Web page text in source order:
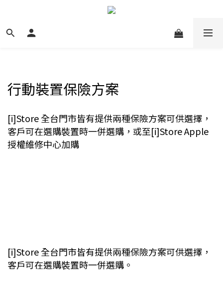
行動裝置保險方案
[i]Store 全台門市皆有提供兩種保險方案可供選擇，
客戶可在選購裝置時一併選購，或至[i]Store Apple
授權維修中心加購
[i]Store 全台門市皆有提供兩種保險方案可供選擇，
客戶可在選購裝置時一併選購。